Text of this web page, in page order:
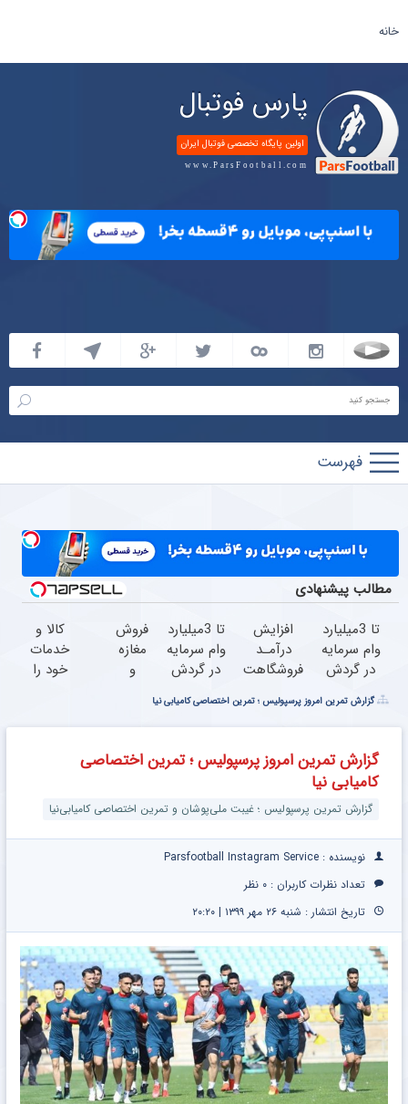
خانه
پارس فوتبال
اولین پایگاه تخصصی فوتبال ایران
www.ParsFootball.com
پارس
فوتبال
مطالب پیشنهادی
تا 3میلیارد
وام سرمایه
در گردش
فروشندگان
=>
فروشگاهت
رو ثبت
کن
افزایش
درآمـد
فروشگاهت
کن
تا 3میلیارد
وام سرمایه
در گردش
فروشگاهت
رو ثبت
فروش
مغازه
و
خودت
رو بالا
ببر
کالا و
خدمات
خود را
اقساطی
گزارش تمرین امروز پرسپولیس ؛ تمرین اختصاصی کامیابی نیا
گزارش تمرین امروز پرسپولیس ؛ تمرین اختصاصی
کامیابی نیا
گزارش تمرین پرسپولیس ؛ غیبت ملی‌پوشان و تمرین اختصاصی کامیابی‌نیا
نویسنده : Parsfootball Instagram Service
تعداد نظرات کاربران : ۰ نظر
تاریخ انتشار : شنبه ۲۶ مهر ۱۳۹۹ | ۲۰:۲۰